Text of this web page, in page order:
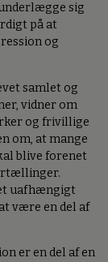
sig
på at
og
samlet og
vidner om
og frivillige
om, at mange
blive forenet
uafhængigt
være en del af
er en del af en